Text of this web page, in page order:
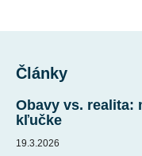
Články
Obavy vs. realita:
kľučke
19.3.2026